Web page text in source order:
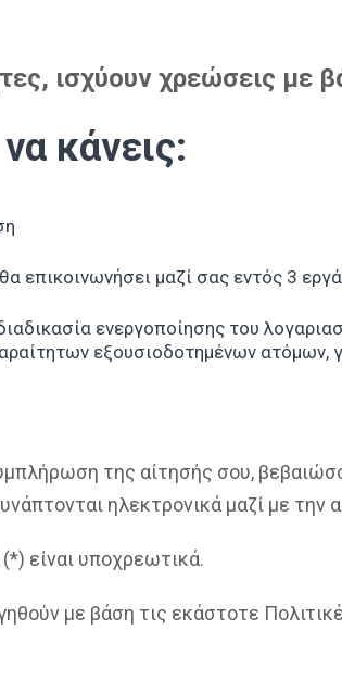
ισχύουν χρεώσεις με
κάνεις:
επικοινωνήσει μαζί σας εντός 3
ενεργοποίησης του
εξουσιοδοτημένων
της αίτησής σου,
ηλεκτρονικά μαζί με την
είναι υποχρεωτικά.
με βάση τις εκάστοτε